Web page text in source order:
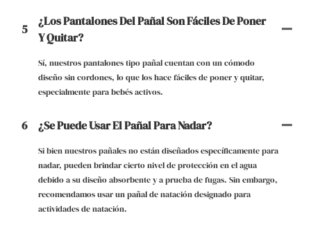
5
¿Los Pantalones Del Pañal Son Fáciles De Poner
Y Quitar?
Sí, nuestros pantalones tipo pañal cuentan con un cómodo
diseño sin cordones, lo que los hace fáciles de poner y quitar,
especialmente para bebés activos.
6 ¿Se Puede Usar El Pañal Para Nadar?
Si bien nuestros pañales no están diseñados específicamente para
nadar, pueden brindar cierto nivel de protección en el agua
debido a su diseño absorbente y a prueba de fugas. Sin embargo,
recomendamos usar un pañal de natación designado para
actividades de natación.